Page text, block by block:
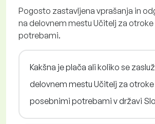
Pogosto zastavljena vprašanja in
na delovnem mestu Učitelj za
potrebami.
Kakšna je plača ali koliko se
delovnem mestu Učitelj za otroke s
posebnimi potrebami v državi